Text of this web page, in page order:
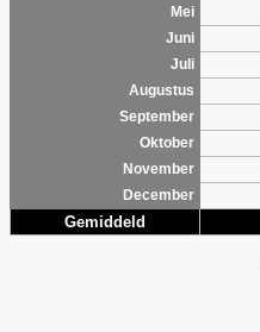
Mei
Juni
Juli
Augustus
September
Oktober
November
December
Gemiddeld